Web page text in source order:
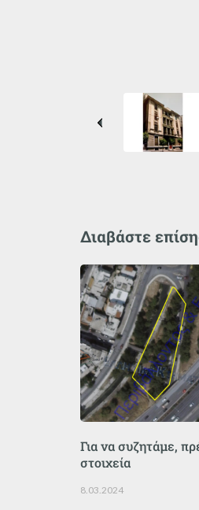
Διαβάστε
Για να συζητάμε,
στοιχεία
8.03.2024